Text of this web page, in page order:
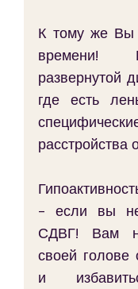
К тому же Вы
времени!
развернутой
где есть
расстройства
- если вы
СДВГ! Вам
своей голове
и